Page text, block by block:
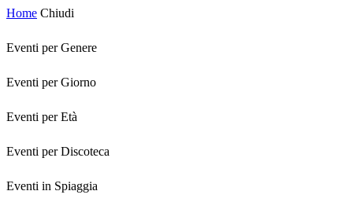
Home Chiudi
Eventi per Genere
Eventi per Giorno
Eventi per Età
Eventi per Discoteca
Eventi in Spiaggia